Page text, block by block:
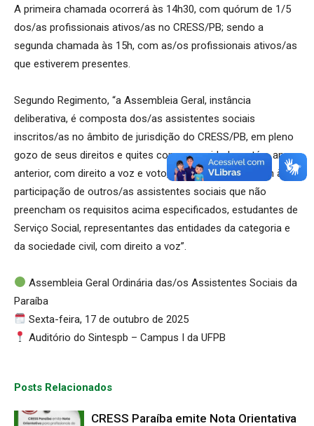
A primeira chamada ocorrerá às 14h30, com quórum de 1/5
dos/as profissionais ativos/as no CRESS/PB; sendo a
segunda chamada às 15h, com as/os profissionais ativos/as
que estiverem presentes.
Segundo Regimento, “a Assembleia Geral, instância
deliberativa, é composta dos/as assistentes sociais
inscritos/as no âmbito de jurisdição do CRESS/PB, em pleno
gozo de seus direitos e quites com as anuidades, até o ano
anterior, com direito a voz e voto, sendo aberta também à
participação de outros/as assistentes sociais que não
preencham os requisitos acima especificados, estudantes de
Serviço Social, representantes das entidades da categoria e
da sociedade civil, com direito a voz”.
Assembleia Geral Ordinária das/os Assistentes Sociais da
Paraíba
Sexta-feira, 17 de outubro de 2025
Auditório do Sintespb – Campus I da UFPB
Posts Relacionados
CRESS Paraíba emite Nota Orientativa